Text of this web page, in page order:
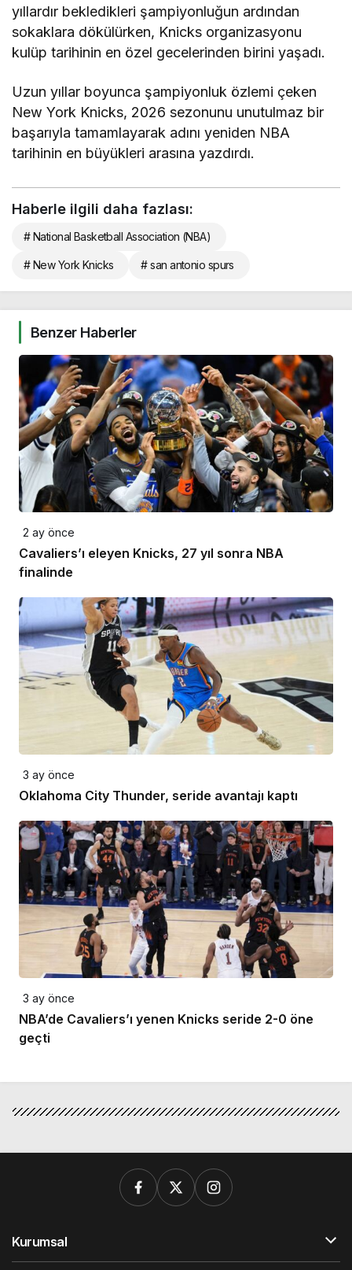
yıllardır bekledikleri şampiyonluğun ardından
sokaklara dökülürken, Knicks organizasyonu
kulüp tarihinin en özel gecelerinden birini yaşadı.
Uzun yıllar boyunca şampiyonluk özlemi çeken
New York Knicks, 2026 sezonunu unutulmaz bir
başarıyla tamamlayarak adını yeniden NBA
tarihinin en büyükleri arasına yazdırdı.
Haberle ilgili daha fazlası:
# National Basketball Association (NBA)
# New York Knicks # san antonio spurs
Benzer Haberler
2 ay önce
Cavaliers’ı eleyen Knicks, 27 yıl sonra NBA
finalinde
3 ay önce
Oklahoma City Thunder, seride avantajı kaptı
3 ay önce
NBA’de Cavaliers’ı yenen Knicks seride 2-0 öne
geçti
Kurumsal